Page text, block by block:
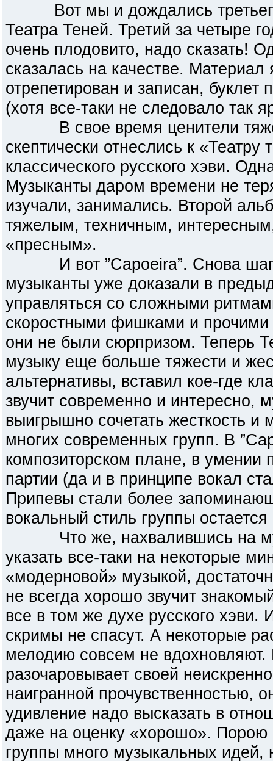
Вот мы и дождались
Театра Теней. Третий за четыре
очень плодовито, надо сказать!
сказалась на качестве.
отрепетирован и записан, буклет
(хотя все-таки не следовало так
В свое время ценители
скептически отнеслись к
классического русского хэви.
Музыканты даром времени не
изучали, занимались. Второй
тяжелым, техничным,
«пресным».
И вот ”Capoeira”. Снова шаг
музыканты уже доказали в
управляться со сложными
скоростными фишками и прочими
они не были сюрпризом. Теперь
музыку еще больше тяжести и
альтернативы, вставил кое-где
звучит современно и интересно,
выигрышно сочетать жесткость и
многих современных групп. В
композиторском плане, в умении
партии (да и в принципе вокал
Припевы стали более
вокальный стиль группы
Что же, нахвалившись на
указать все-таки на некоторые
«модерновой» музыкой,
не всегда хорошо звучит
все в том же духе русского
скримы не спасут. А некоторые
мелодию совсем не вдохновляют.
разочаровывает своей
наигранной прочувственностью,
удивление надо высказать в
даже на оценку «хорошо». Порою
группы много музыкальных идей,